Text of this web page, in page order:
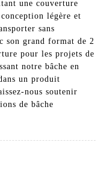
une couverture
légère et
sans
son grand format de 2
pour les projets de
notre bâche en
un produit
nous soutenir
de bâche